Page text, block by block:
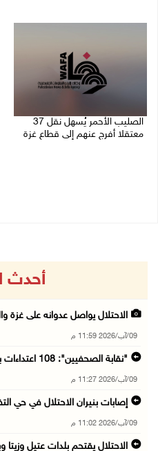
الصليب الأحمر يُسهل نقل 37
معتقلا أفرج عنهم إلى قطاع غزة
أحدث
الاحتلال يواصل عدوانه على غزة
09/آب/2026 11:59 م
"نقابة الصحفيين": 108 اعتداءات بحق الصحفيين ا ...
09/آب/2026 11:27 م
إصابات بنيران الاحتلال في حي
09/آب/2026 11:02 م
الاحتلال يقتحم بلدات عتيل وزيتا